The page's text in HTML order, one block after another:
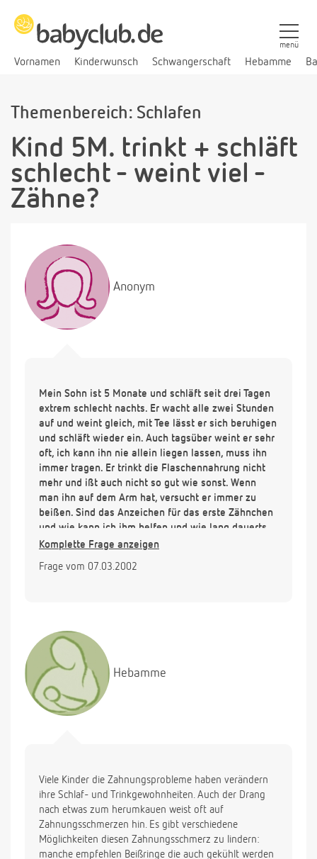
Vornamen Kinderwunsch Schwangerschaft Hebamme
menü
Themenbereich: Schlafen
Kind 5M. trinkt + schläft
schlecht - weint viel -
Zähne?
Anonym
Mein Sohn ist 5 Monate und schläft seit drei Tagen
extrem schlecht nachts. Er wacht alle zwei Stunden
auf und weint gleich, mit Tee lässt er sich beruhigen
und schläft wieder ein. Auch tagsüber weint er sehr
oft, ich kann ihn nie allein liegen lassen, muss ihn
immer tragen. Er trinkt die Flaschennahrung nicht
mehr und ißt auch nicht so gut wie sonst. Wenn
man ihn auf dem Arm hat, versucht er immer zu
beißen. Sind das Anzeichen für das erste Zähnchen
und wie kann ich ihm helfen und wie lang dauerts,
bis der Zahn durchgebrochen ist?
Komplette Frage anzeigen
Frage vom 07.03.2002
Hebamme
Viele Kinder die Zahnungsprobleme haben verändern
ihre Schlaf- und Trinkgewohnheiten. Auch der Drang
nach etwas zum herumkauen weist oft auf
Zahnungsschmerzen hin. Es gibt verschiedene
Möglichkeiten diesen Zahnungsschmerz zu lindern:
manche empfehlen Beißringe die auch gekühlt werden